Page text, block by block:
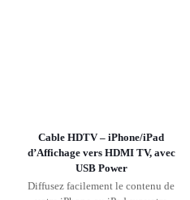
Cable HDTV – iPhone/iPad
d’Affichage vers HDMI TV, avec
USB Power
Diffusez facilement le contenu de